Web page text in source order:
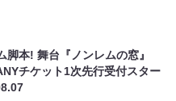
脚本! 舞台『ノンレムの窓』
チケット1次先行受付スター